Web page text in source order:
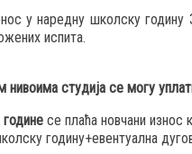
у наредну школску
испита.
студија се могу
се плаћа новчани износ
годину+евентуална